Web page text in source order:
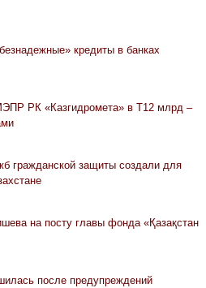
кредиты в банках
РК «Казгидромета» в Т12 млрд –
гражданской защиты создали для
на посту главы фонда «Қазақстан
после предупреждений